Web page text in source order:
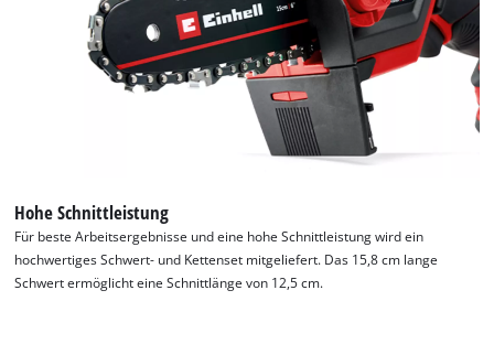
This content is not permitted to load due
to trackers that are not disclosed to the
visitor. The website owner needs to setup
the site with their CMP to add this content
to the list of technologies used.
Powered byUsercentrics Consent
Management Platform
Hohe Schnittleistung
Für beste Arbeitsergebnisse und eine hohe Schnittleistung wird ein
hochwertiges Schwert- und Kettenset mitgeliefert. Das 15,8 cm lange
Schwert ermöglicht eine Schnittlänge von 12,5 cm.